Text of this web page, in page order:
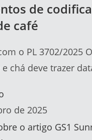
de
café
o PL 3702/2025
e chá deve trazer
de 2025